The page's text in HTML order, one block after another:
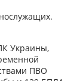
Украины,
ПВО